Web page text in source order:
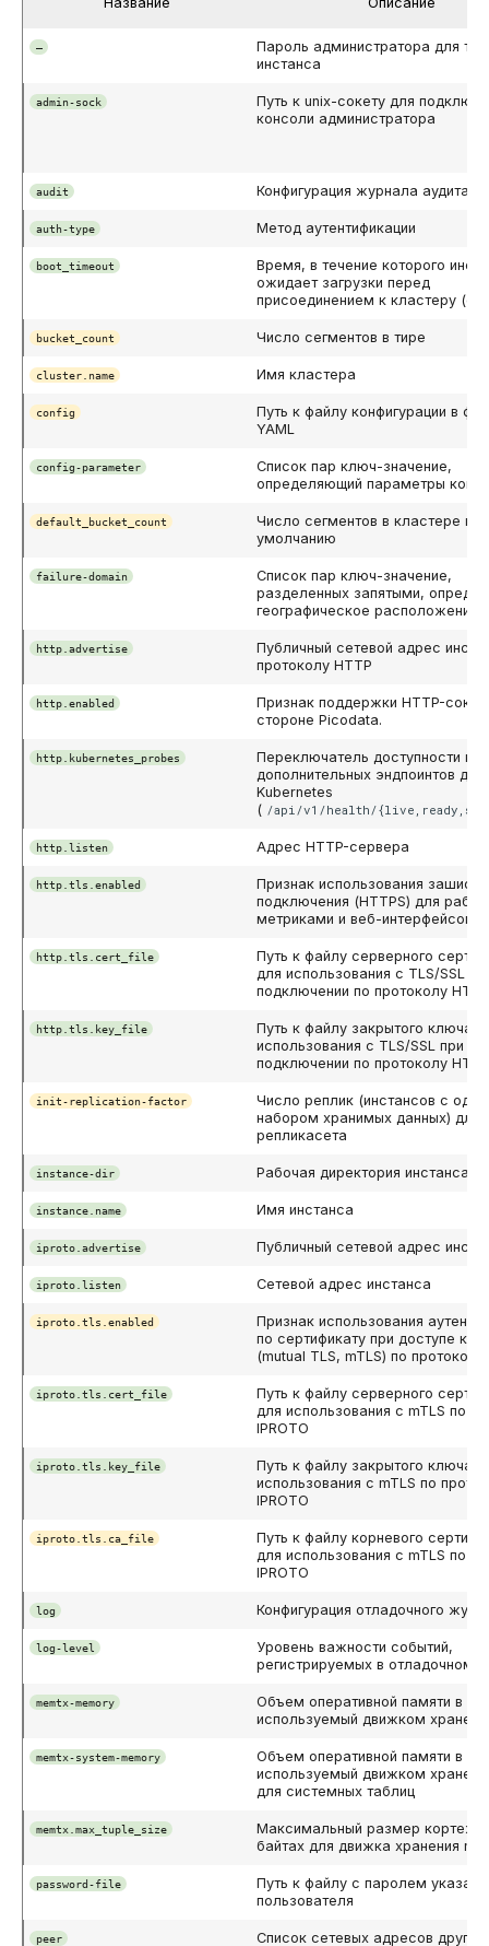
Использование журнала
Настройка Systemd
Устранение неполадок
DROP PROCEDURE
DROP ROLE
DROP TABLE
DROP USER
EXPLAIN
GRANT
TRUNCATE TABLE
UPDATE
VALUES
—
Пароль администратора для
инстанса
admin-sock
Путь к unix-сокету для
консоли администратора
audit Конфигурация журнала аудита
auth-type Метод аутентификации
boot_timeout
Время, в течение которого
ожидает загрузки перед
присоединением к кластеру (с)
bucket_count Число сегментов в тире
cluster.name Имя кластера
config
Путь к файлу конфигурации в
YAML
config-parameter
Список пар ключ-значение,
определяющий параметры
default_bucket_count
Число сегментов в кластере по
умолчанию
failure-domain
Список пар ключ-значение,
разделенных запятыми,
географическое расположение
http.advertise
Публичный сетевой адрес
протоколу HTTP
http.enabled
Признак поддержки HTTP-
стороне Picodata.
http.kubernetes_probes
Переключатель доступности
дополнительных эндпоинтов для
Kubernetes
( /api/v1/health/
http.listen Адрес HTTP-сервера
http.tls.enabled
Признак использования
подключения (HTTPS) для
метриками и веб-интерфейсом
http.tls.cert_file
Путь к файлу серверного
для использования с TLS/SSL
подключении по протоколу
http.tls.key_file
Путь к файлу закрытого ключа
использования с TLS/SSL при
подключении по протоколу
init-replication-factor
Число реплик (инстансов с
набором хранимых данных) для
репликасета
instance-dir Рабочая директория инстанса
instance.name Имя инстанса
iproto.advertise Публичный сетевой адрес
iproto.listen Сетевой адрес инстанса
iproto.tls.enabled
Признак использования
по сертификату при доступе к
(mutual TLS, mTLS) по протоколу
iproto.tls.cert_file
Путь к файлу серверного
для использования с mTLS по
IPROTO
iproto.tls.key_file
Путь к файлу закрытого ключа
использования с mTLS по
IPROTO
iproto.tls.ca_file
Путь к файлу корневого
для использования с mTLS по
IPROTO
log Конфигурация отладочного
log-level
Уровень важности событий,
регистрируемых в отладочном
memtx-memory
Объем оперативной памяти в
используемый движком
memtx-system-memory
Объем оперативной памяти в
используемый движком
для системных таблиц
memtx.max_tuple_size
Максимальный размер кортежа
байтах для движка хранения
password-file
Путь к файлу с паролем
пользователя
peer
Список сетевых адресов других